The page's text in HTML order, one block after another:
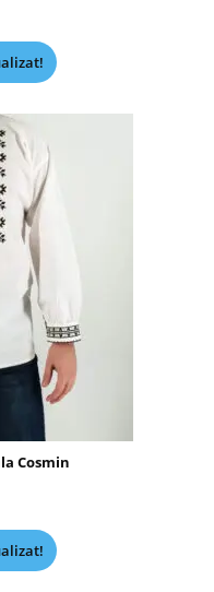
Cosmin